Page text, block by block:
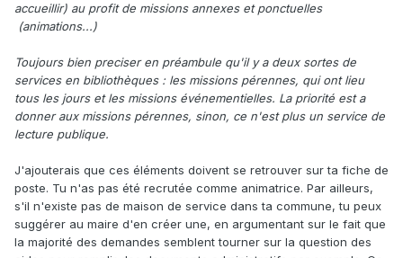
accueillir) au profit de missions annexes et ponctuelles
(animations...)
Toujours bien preciser en préambule qu'il y a deux sortes de
services en bibliothèques : les missions pérennes, qui ont lieu
tous les jours et les missions événementielles. La priorité est a
donner aux missions pérennes, sinon, ce n'est plus un service de
lecture publique.
J'ajouterais que ces éléments doivent se retrouver sur ta fiche de
poste. Tu n'as pas été recrutée comme animatrice. Par ailleurs,
s'il n'existe pas de maison de service dans ta commune, tu peux
suggérer au maire d'en créer une, en argumentant sur le fait que
la majorité des demandes semblent tourner sur la question des